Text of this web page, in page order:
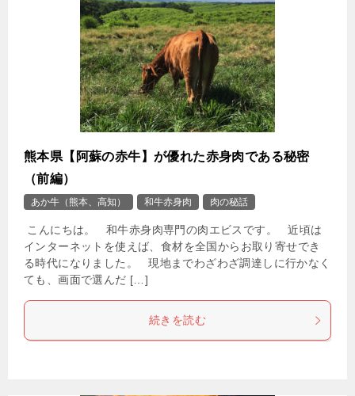
熊本県【阿蘇の赤牛】が優れた赤身肉である秘密
（前編）
あか牛（熊本、高知） 和牛赤身肉 肉の秘話
こんにちは。 和牛赤身肉専門の肉エビスです。 近頃は
インターネットを使えば、食材を全国からお取り寄せでき
る時代になりました。 現地までわざわざ調達しに行かなく
ても、画面で選んだ […]
続きを読む